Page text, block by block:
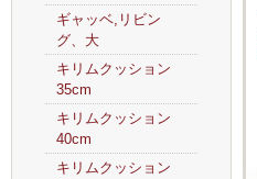
ギャッベ,リビン
グ、大
キリムクッション
35cm
キリムクッション
40cm
キリムクッション